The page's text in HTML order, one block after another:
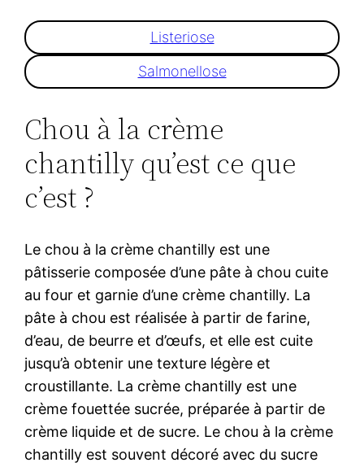
Listeriose
Salmonellose
Chou à la crème
chantilly qu’est ce que
c’est ?
Le chou à la crème chantilly est une
pâtisserie composée d’une pâte à chou cuite
au four et garnie d’une crème chantilly. La
pâte à chou est réalisée à partir de farine,
d’eau, de beurre et d’œufs, et elle est cuite
jusqu’à obtenir une texture légère et
croustillante. La crème chantilly est une
crème fouettée sucrée, préparée à partir de
crème liquide et de sucre. Le chou à la crème
chantilly est souvent décoré avec du sucre